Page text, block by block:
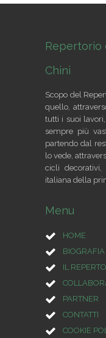
Repertorio
Chini
Scopo del
quello,
tutti i suoi
sempre più
partendo dal
lo vede,
cicli decorativi,
italiana della
Menu
HOME
BIOGRAFIA
IL
PARTNER
CONTATTI
COOKIE